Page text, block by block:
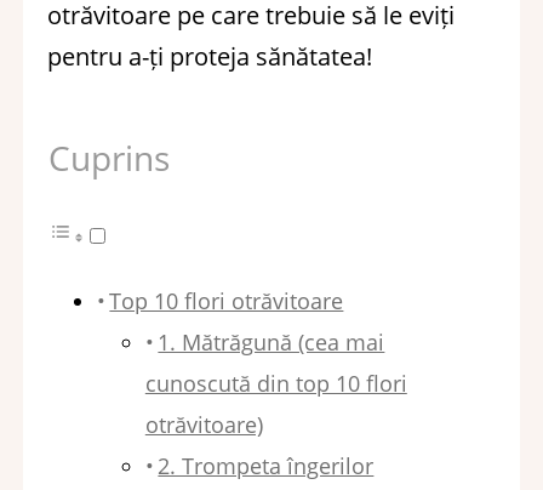
otrăvitoare pe care trebuie să le eviți
pentru a-ți proteja sănătatea!
Cuprins
Top 10 flori otrăvitoare
1. Mătrăgună (cea mai
cunoscută din top 10 flori
otrăvitoare)
2. Trompeta îngerilor